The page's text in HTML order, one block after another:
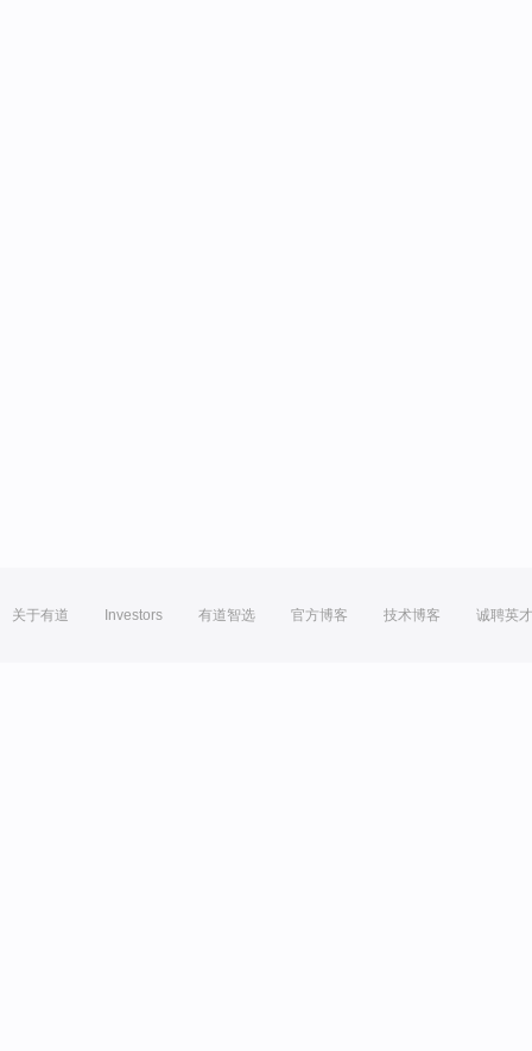
关于有道 Investors 有道智选 官方博客 技术博客 诚聘英才